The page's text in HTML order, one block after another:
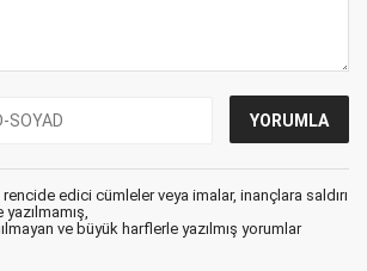
edici cümleler veya imalar, inançlara saldırı
ve büyük harflerle yazılmış yorumlar